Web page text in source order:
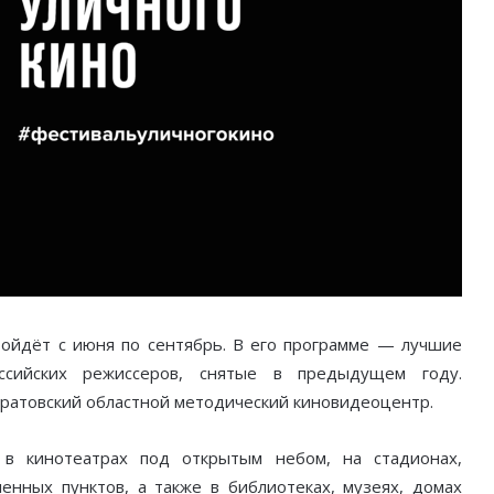
с июня по сентябрь. В его программе — лучшие
режиссеров, снятые в предыдущем году.
областной методический киновидеоцентр.
кинотеатрах под открытым небом, на стадионах,
пунктов, а также в библиотеках, музеях, домах